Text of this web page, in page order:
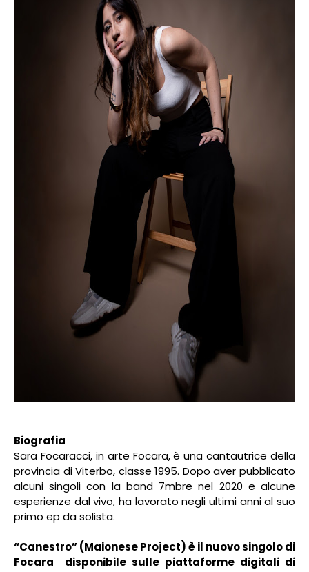
Biografia
Sara Focaracci, in arte Focara, è una cantautrice della
provincia di Viterbo, classe 1995. Dopo aver pubblicato
alcuni singoli con la band 7mbre nel 2020 e alcune
esperienze dal vivo, ha lavorato negli ultimi anni al suo
primo ep da solista.
“Canestro” (Maionese Project) è il nuovo singolo di
Focara
disponibile sulle piattaforme digitali di